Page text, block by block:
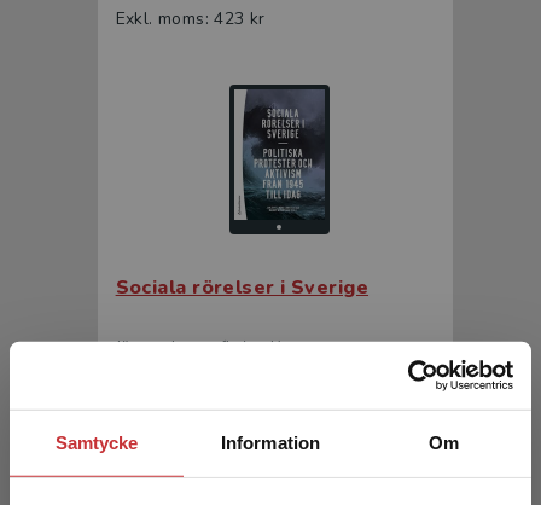
Samtycke Information Om
Exkl. moms: 423 kr
Sociala rörelser i Sverige
Jämte, Jan m.fl. (red.)
Exkl. moms: 262 kr